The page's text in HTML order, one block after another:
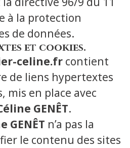
à la protection
de données.
et cookies.
celine.fr contient
de liens hypertextes
mis en place avec
GENÊT.
GENÊT n’a pas la
le contenu des sites